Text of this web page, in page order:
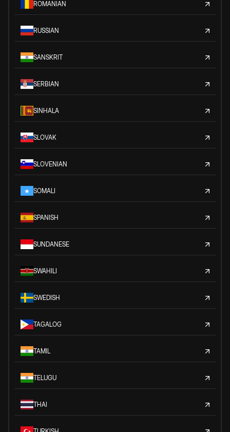
ROMANIAN
RUSSIAN
SANSKRIT
SERBIAN
SINHALA
SLOVAK
SLOVENIAN
SOMALI
SPANISH
SUNDANESE
SWAHILI
SWEDISH
TAGALOG
TAMIL
TELUGU
THAI